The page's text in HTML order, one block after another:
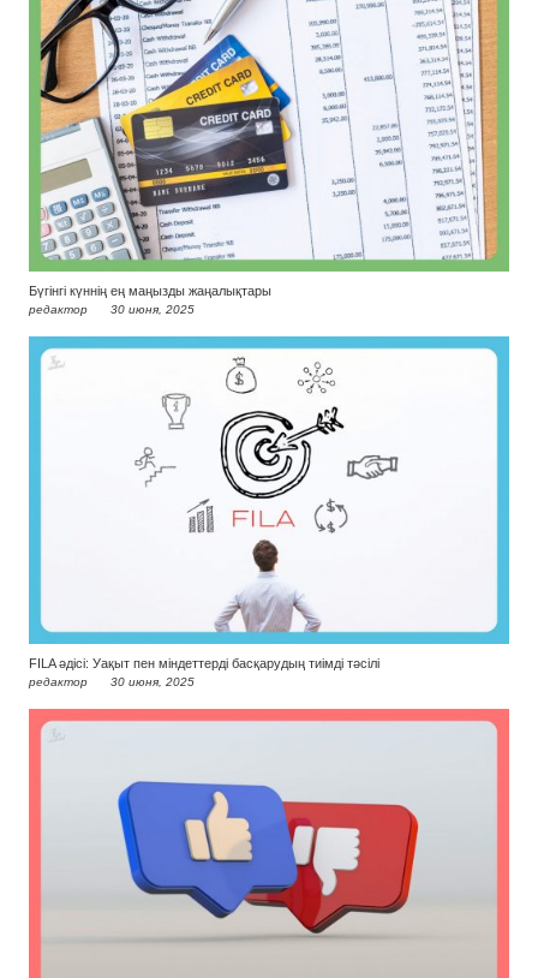
Бүгінгі күннің ең маңызды жаңалықтары
редактор 30 июня, 2025
FILA әдісі: Уақыт пен міндеттерді басқарудың тиімді тәсілі
редактор 30 июня, 2025